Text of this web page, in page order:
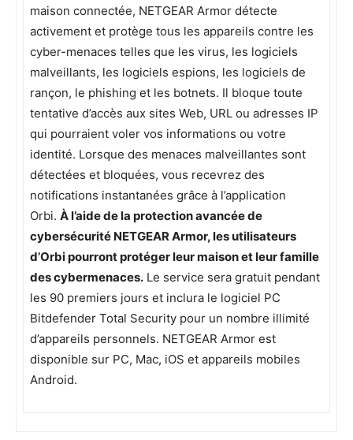
maison connectée, NETGEAR Armor détecte
activement et protège tous les appareils contre les
cyber-menaces telles que les virus, les logiciels
malveillants, les logiciels espions, les logiciels de
rançon, le phishing et les botnets. Il bloque toute
tentative d’accès aux sites Web, URL ou adresses IP
qui pourraient voler vos informations ou votre
identité. Lorsque des menaces malveillantes sont
détectées et bloquées, vous recevrez des
notifications instantanées grâce à l’application
Orbi. À l’aide de la protection avancée de
cybersécurité NETGEAR Armor, les utilisateurs
d’Orbi pourront protéger leur maison et leur famille
des cybermenaces. Le service sera gratuit pendant
les 90 premiers jours et inclura le logiciel PC
Bitdefender Total Security pour un nombre illimité
d’appareils personnels. NETGEAR Armor est
disponible sur PC, Mac, iOS et appareils mobiles
Android.